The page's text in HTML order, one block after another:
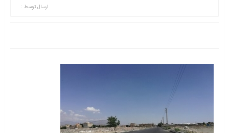
ارسال توسط :